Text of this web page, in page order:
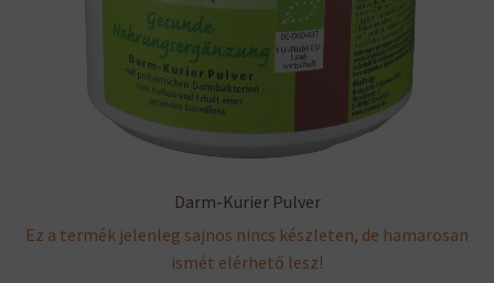
Darm-Kurier Pulver
Ez a termék jelenleg sajnos nincs készleten, de hamarosan
ismét elérhető lesz!